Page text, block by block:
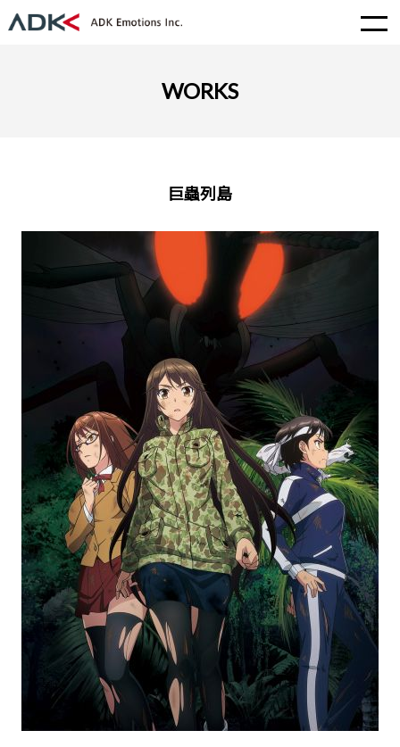
WORKS
巨蟲列島